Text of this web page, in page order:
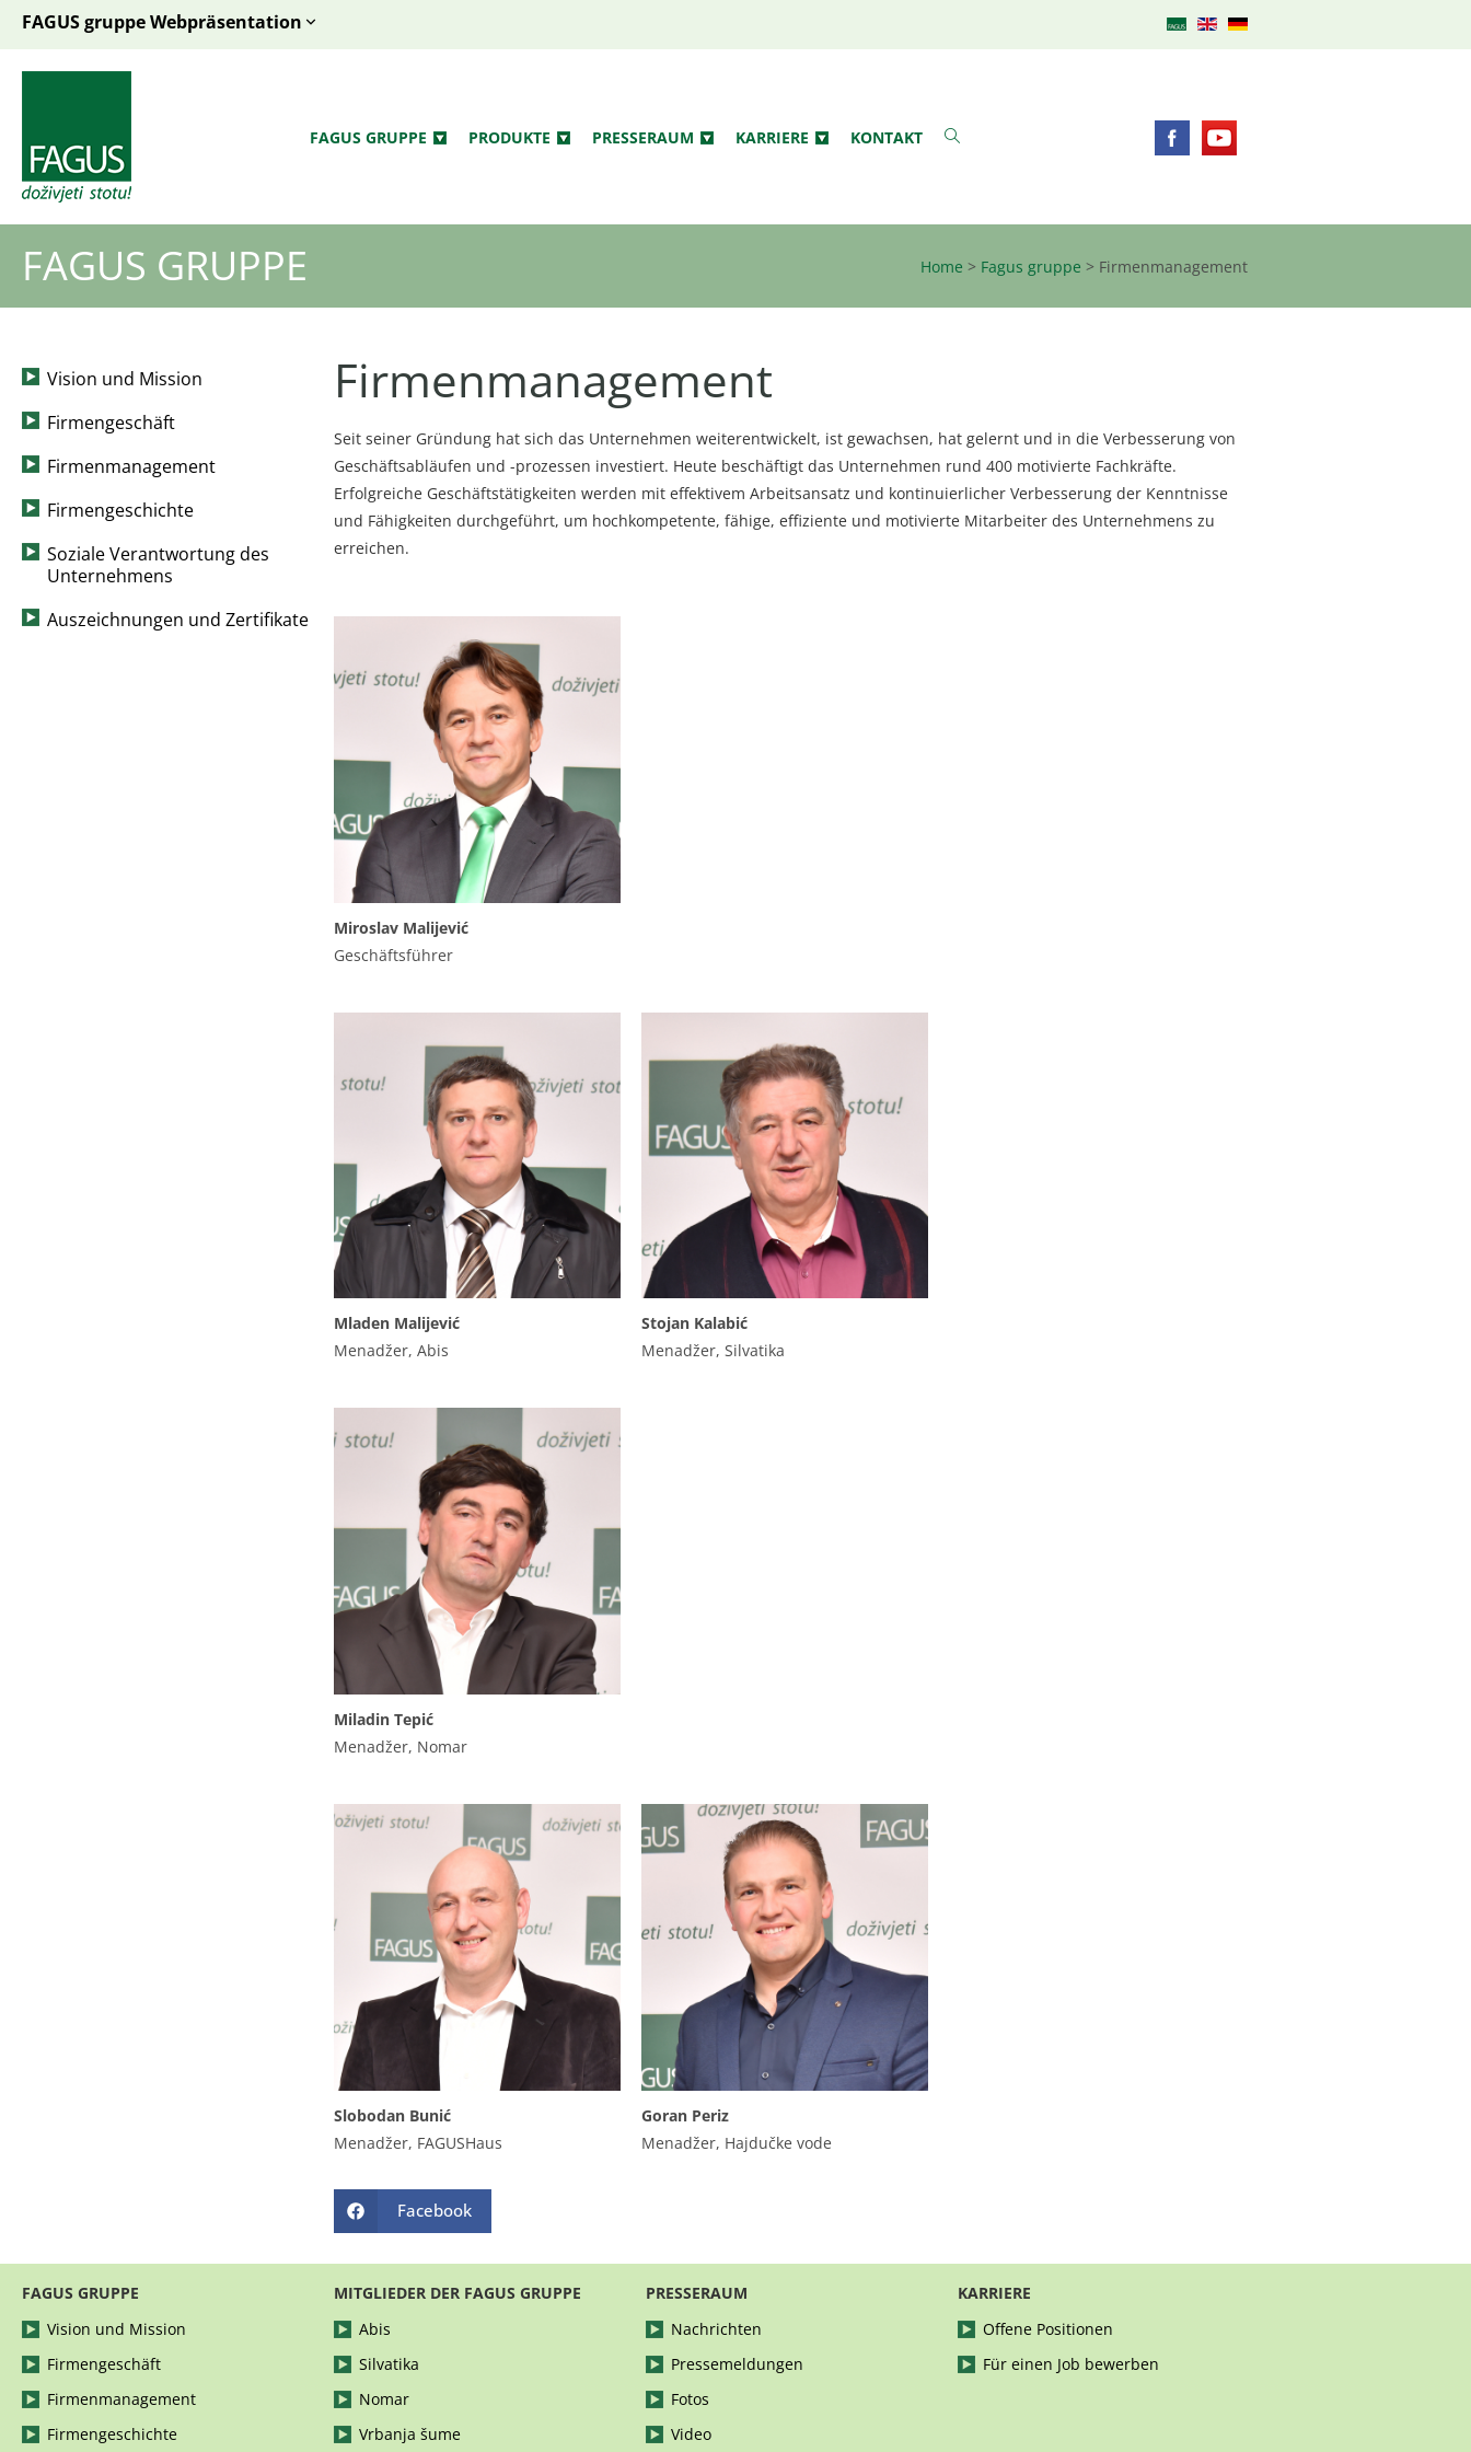
FAGUS gruppe Webpräsentation
FAGUS GRUPPE PRODUKTE PRESSERAUM KARRIERE KONTAKT
FAGUS GRUPPE Home > Fagus gruppe > Firmenmanagement
Vision und Mission
Firmengeschäft
Firmenmanagement
Firmengeschichte
Soziale Verantwortung des
Unternehmens
Auszeichnungen und Zertifikate
Firmenmanagement
Seit seiner Gründung hat sich das Unternehmen weiterentwickelt, ist gewachsen, hat gelernt und in die Verbesserung von
Geschäftsabläufen und -prozessen investiert. Heute beschäftigt das Unternehmen rund 400 motivierte Fachkräfte.
Erfolgreiche Geschäftstätigkeiten werden mit effektivem Arbeitsansatz und kontinuierlicher Verbesserung der Kenntnisse
und Fähigkeiten durchgeführt, um hochkompetente, fähige, effiziente und motivierte Mitarbeiter des Unternehmens zu
erreichen.
Miroslav Malijević
Geschäftsführer
Mladen Malijević
Menadžer, Abis
Stojan Kalabić
Menadžer, Silvatika
Miladin Tepić
Menadžer, Nomar
Slobodan Bunić
Menadžer, FAGUSHaus
Goran Periz
Menadžer, Hajdučke vode
Facebook
FAGUS GRUPPE
Vision und Mission
Firmengeschäft
Firmenmanagement
Firmengeschichte
MITGLIEDER DER FAGUS GRUPPE
Abis
Silvatika
Nomar
Vrbanja šume
PRESSERAUM
Nachrichten
Pressemeldungen
Fotos
Video
KARRIERE
Offene Positionen
Für einen Job bewerben